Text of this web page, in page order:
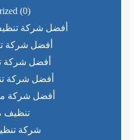
(0)
أفضل شركة
أفضل شركة
أفضل شركة
أفضل شركة
أفضل شركة
تنظيف
شركة